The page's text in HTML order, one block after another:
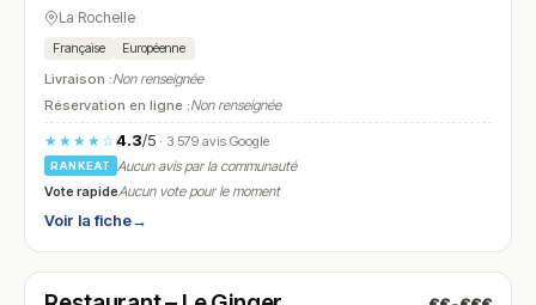
La Rochelle
Française Européenne
Livraison :Non renseignée
Réservation en ligne :Non renseignée
★★★★☆4.3/5· 3 579 avis Google
RANKEAT
Aucun avis par la communauté
Vote rapideAucun vote pour le moment
Voir la fiche→